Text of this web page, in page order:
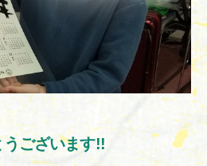
ございます!!